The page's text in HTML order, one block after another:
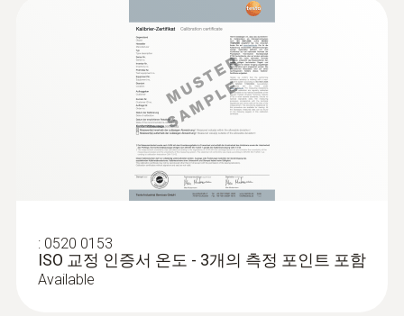
: 0520 0153
ISO 교정 인증서 온도 - 3개의 측정 포인트 포함
Available